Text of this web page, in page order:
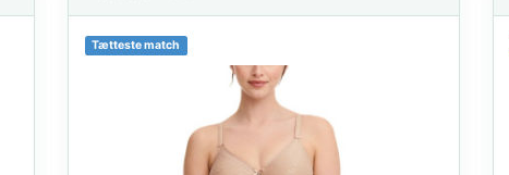
Tætteste match